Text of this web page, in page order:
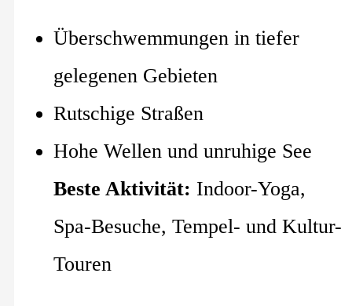
Überschwemmungen in tiefer
gelegenen Gebieten
Rutschige Straßen
Hohe Wellen und unruhige See
Beste Aktivität: Indoor-Yoga,
Spa-Besuche, Tempel- und Kultur-
Touren